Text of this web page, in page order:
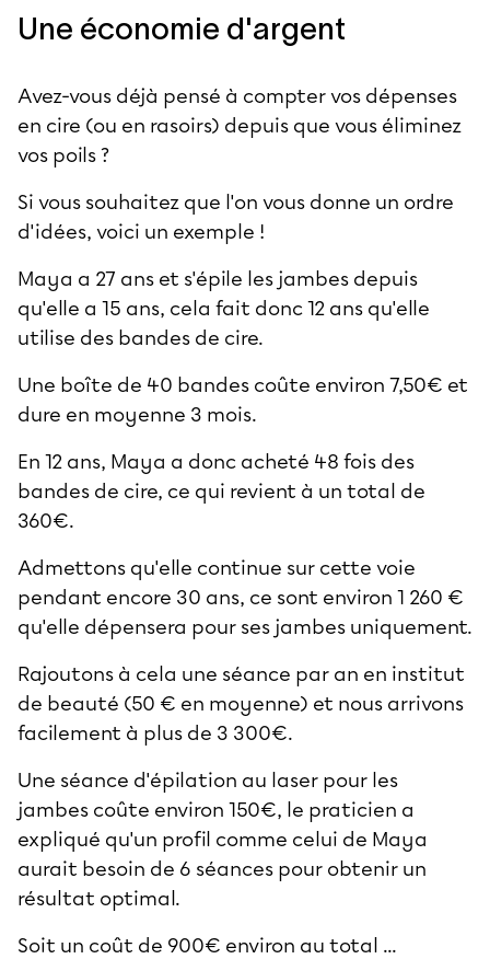
Une économie d'argent
Avez-vous déjà pensé à compter vos dépenses
en cire (ou en rasoirs) depuis que vous éliminez
vos poils ?
Si vous souhaitez que l'on vous donne un ordre
d'idées, voici un exemple !
Maya a 27 ans et s'épile les jambes depuis
qu'elle a 15 ans, cela fait donc 12 ans qu'elle
utilise des bandes de cire.
Une boîte de 40 bandes coûte environ 7,50€ et
dure en moyenne 3 mois.
En 12 ans, Maya a donc acheté 48 fois des
bandes de cire, ce qui revient à un total de
360€.
Admettons qu'elle continue sur cette voie
pendant encore 30 ans, ce sont environ 1 260 €
qu'elle dépensera pour ses jambes uniquement.
Rajoutons à cela une séance par an en institut
de beauté (50 € en moyenne) et nous arrivons
facilement à plus de 3 300€.
Une séance d'épilation au laser pour les
jambes coûte environ 150€, le praticien a
expliqué qu'un profil comme celui de Maya
aurait besoin de 6 séances pour obtenir un
résultat optimal.
Soit un coût de 900€ environ au total ...